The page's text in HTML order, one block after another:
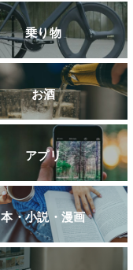
乗り物
お酒
アプリ
本・小説・漫画